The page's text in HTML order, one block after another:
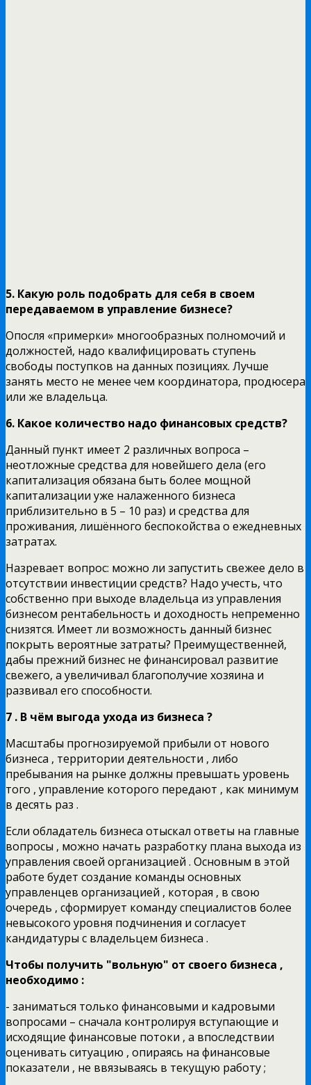
5. Какую роль подобрать для себя в своем
передаваемом в управление бизнесе?
Опосля «примерки» многообразных полномочий и
должностей, надо квалифицировать ступень
свободы поступков на данных позициях. Лучше
занять место не менее чем координатора, продюсера
или же владельца.
6. Какое количество надо финансовых средств?
Данный пункт имеет 2 различных вопроса –
неотложные средства для новейшего дела (его
капитализация обязана быть более мощной
капитализации уже налаженного бизнеса
приблизительно в 5 – 10 раз) и средства для
проживания, лишённого беспокойства о ежедневных
затратах.
Назревает вопрос: можно ли запустить свежее дело в
отсутствии инвестиции средств? Надо учесть, что
собственно при выходе владельца из управления
бизнесом рентабельность и доходность непременно
снизятся. Имеет ли возможность данный бизнес
покрыть вероятные затраты? Преимущественней,
дабы прежний бизнес не финансировал развитие
свежего, а увеличивал благополучие хозяина и
развивал его способности.
7 . В чём выгода ухода из бизнеса ?
Масштабы прогнозируемой прибыли от нового
бизнеса , территории деятельности , либо
пребывания на рынке должны превышать уровень
того , управление которого передают , как минимум
в десять раз .
Если обладатель бизнеса отыскал ответы на главные
вопросы , можно начать разработку плана выхода из
управления своей организацией . Основным в этой
работе будет создание команды основных
управленцев организацией , которая , в свою
очередь , сформирует команду специалистов более
невысокого уровня подчинения и согласует
кандидатуры с владельцем бизнеса .
Чтобы получить "вольную" от своего бизнеса ,
необходимо :
- заниматься только финансовыми и кадровыми
вопросами – сначала контролируя вступающие и
исходящие финансовые потоки , а впоследствии
оценивать ситуацию , опираясь на финансовые
показатели , не ввязываясь в текущую работу ;